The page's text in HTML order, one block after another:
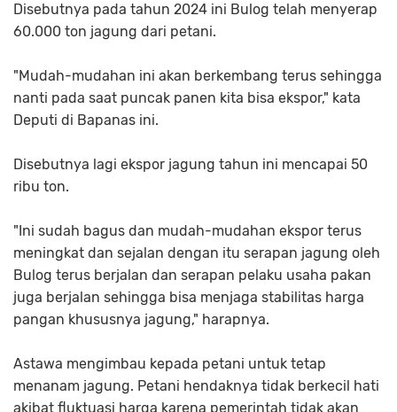
Disebutnya pada tahun 2024 ini Bulog telah menyerap
60.000 ton jagung dari petani.
"Mudah-mudahan ini akan berkembang terus sehingga
nanti pada saat puncak panen kita bisa ekspor," kata
Deputi di Bapanas ini.
Disebutnya lagi ekspor jagung tahun ini mencapai 50
ribu ton.
"Ini sudah bagus dan mudah-mudahan ekspor terus
meningkat dan sejalan dengan itu serapan jagung oleh
Bulog terus berjalan dan serapan pelaku usaha pakan
juga berjalan sehingga bisa menjaga stabilitas harga
pangan khususnya jagung," harapnya.
Astawa mengimbau kepada petani untuk tetap
menanam jagung. Petani hendaknya tidak berkecil hati
akibat fluktuasi harga karena pemerintah tidak akan